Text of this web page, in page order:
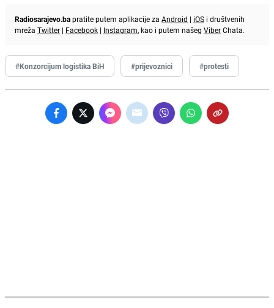
Radiosarajevo.bapratite putem aplikacije za Android | iOS i društvenih
mreža Twitter | Facebook | Instagram, kao i putem našeg ViberChata.
#Konzorcijum logistika BiH #prijevoznici #protesti